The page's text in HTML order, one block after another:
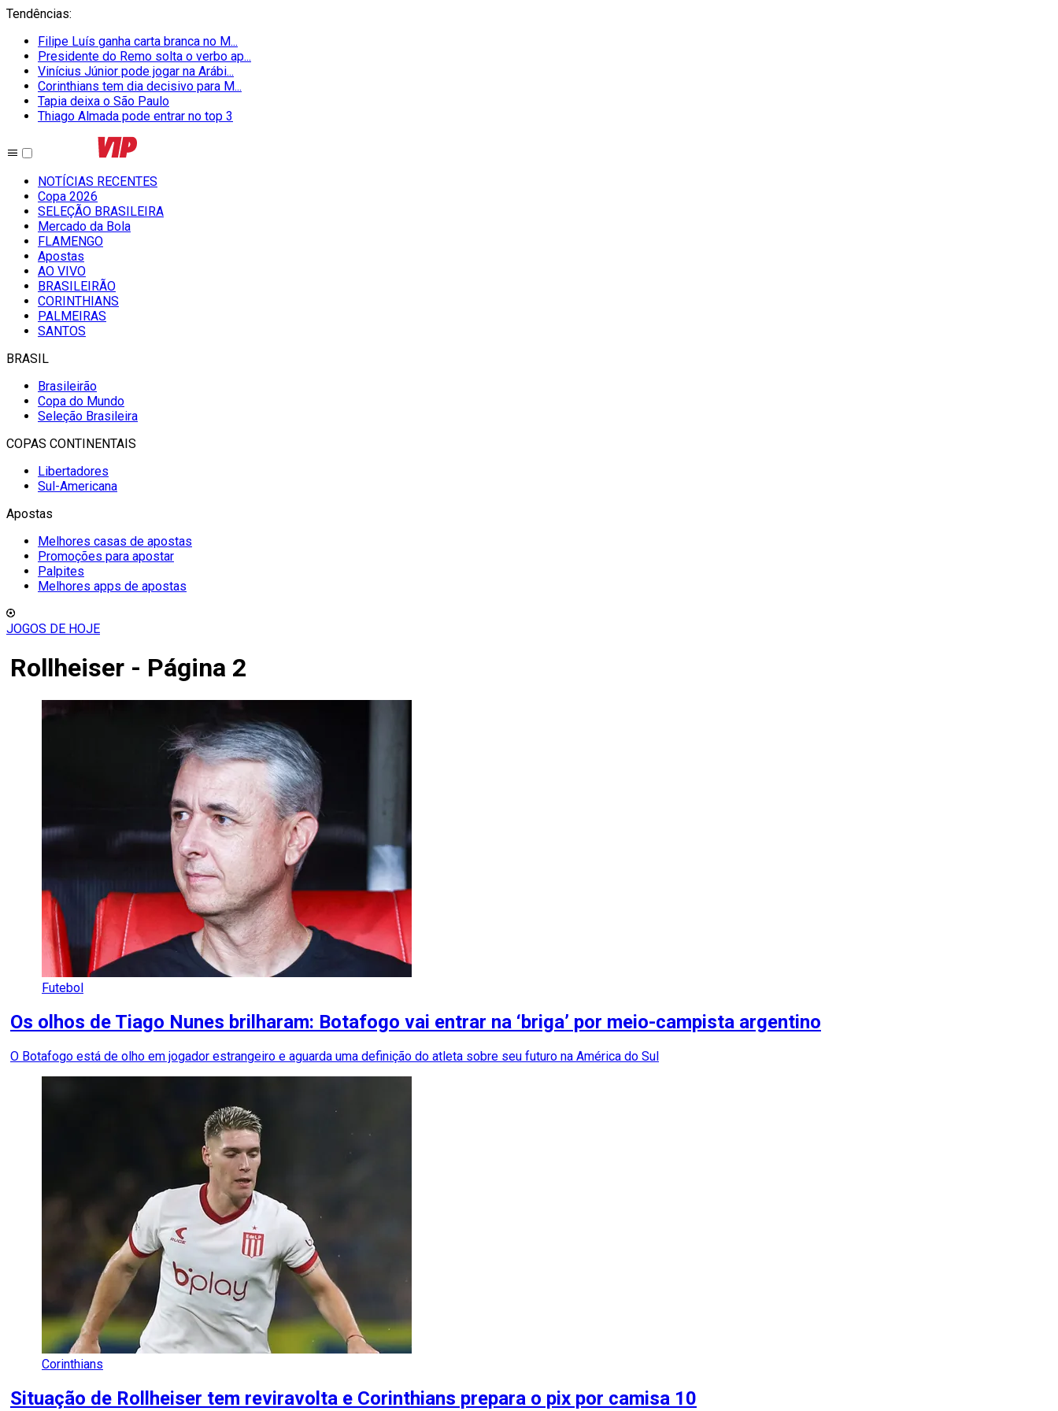
Tendências:
Filipe Luís ganha carta branca no M...
Presidente do Remo solta o verbo ap...
Vinícius Júnior pode jogar na Arábi...
Corinthians tem dia decisivo para M...
Tapia deixa o São Paulo
Thiago Almada pode entrar no top 3
NOTÍCIAS RECENTES
Copa 2026
SELEÇÃO BRASILEIRA
Mercado da Bola
FLAMENGO
Apostas
AO VIVO
BRASILEIRÃO
CORINTHIANS
PALMEIRAS
SANTOS
BRASIL
Brasileirão
Copa do Mundo
Seleção Brasileira
COPAS CONTINENTAIS
Libertadores
Sul-Americana
Apostas
Melhores casas de apostas
Promoções para apostar
Palpites
Melhores apps de apostas
JOGOS DE HOJE
Rollheiser - Página 2
Futebol
Os olhos de Tiago Nunes brilharam: Botafogo vai entrar na ‘briga’ por meio-campista argentino
O Botafogo está de olho em jogador estrangeiro e aguarda uma definição do atleta sobre seu futuro na América do Sul
Corinthians
Situação de Rollheiser tem reviravolta e Corinthians prepara o pix por camisa 10